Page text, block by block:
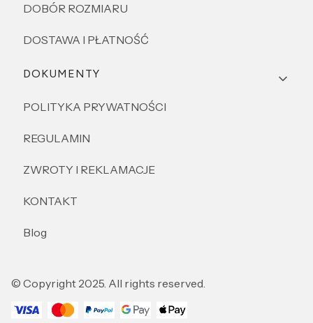
DOBÓR ROZMIARU
DOSTAWA I PŁATNOŚĆ
DOKUMENTY
POLITYKA PRYWATNOŚCI
REGULAMIN
ZWROTY I REKLAMACJE
KONTAKT
Blog
© Copyright 2025. All rights reserved.